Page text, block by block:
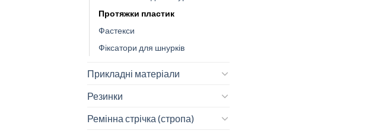
Протяжки пластик
Фастекси
Фіксатори для шнурків
Прикладні матеріали
Резинки
Ремінна стрічка (стропа)